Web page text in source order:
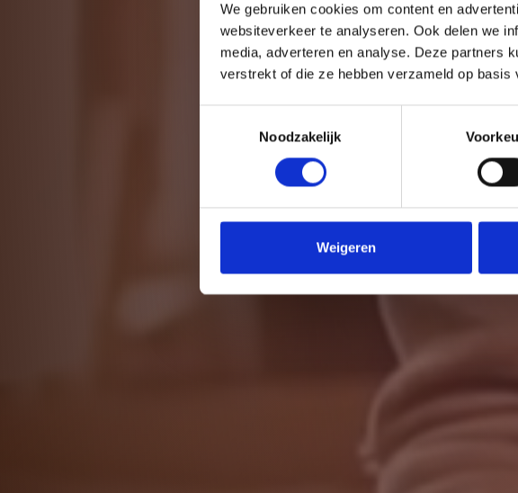
We gebruiken cookies om content en
websiteverkeer te analyseren. Ook delen we
media, adverteren en analyse. Deze partners
verstrekt of die ze hebben verzameld op
Noodzakelijk
Weigeren